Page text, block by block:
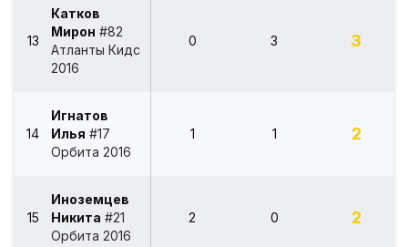
13
Катков
Мирон #82
Атланты Кидс
2016
0 3 3
14
Игнатов
Илья #17
Орбита 2016
1 1 2
15
Иноземцев
Никита #21
Орбита 2016
2 0 2